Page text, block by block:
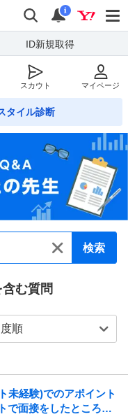
タログ
検索
通知
i
ID新規取得
スカウト マイページ
タイル診断
検索
含む質問
未経験)でのアポイント
で面接をしたところ、